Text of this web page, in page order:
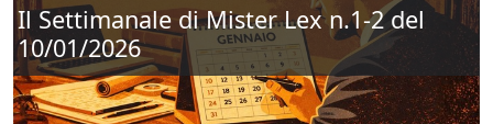
Il Settimanale di Mister Lex n.1-2 del
10/01/2026